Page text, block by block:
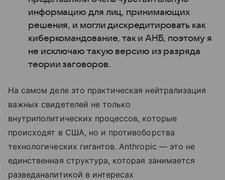
информацию для лиц, принимающих
решения, и могли дискредитировать как
киберкомандование, так и АНБ, поэтому я
не исключаю такую версию из разряда
теории заговоров.
На самом деле это практическая нейтрализация
важных свидетелей не только
внутриполитических процессов, которые
происходят в США, но и противоборства
технологических гигантов. Anthropic — это не
единственная структура, которая занимается
разведаналитикой в интересах